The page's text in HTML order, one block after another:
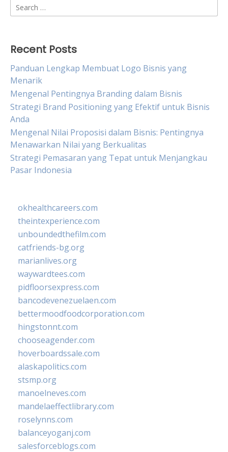
Search
for:
Recent Posts
Panduan Lengkap Membuat Logo Bisnis yang
Menarik
Mengenal Pentingnya Branding dalam Bisnis
Strategi Brand Positioning yang Efektif untuk Bisnis
Anda
Mengenal Nilai Proposisi dalam Bisnis: Pentingnya
Menawarkan Nilai yang Berkualitas
Strategi Pemasaran yang Tepat untuk Menjangkau
Pasar Indonesia
okhealthcareers.com
theintexperience.com
unboundedthefilm.com
catfriends-bg.org
marianlives.org
waywardtees.com
pidfloorsexpress.com
bancodevenezuelaen.com
bettermoodfoodcorporation.com
hingstonnt.com
chooseagender.com
hoverboardssale.com
alaskapolitics.com
stsmp.org
manoelneves.com
mandelaeffectlibrary.com
roselynns.com
balanceyoganj.com
salesforceblogs.com